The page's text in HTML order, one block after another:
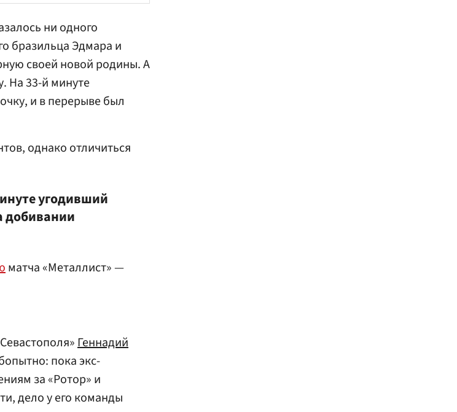
ни одного
бразильца Эдмара и
своей новой родины. А
. На 33-й минуте
и в перерыве был
однако отличиться
угодивший
добивании
матча «Металлист» —
Геннадий
пока экс-
за «Ротор» и
дело у его команды